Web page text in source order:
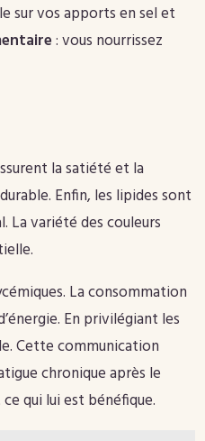
sur vos apports en sel et
: vous nourrissez
la satiété et la
Enfin, les lipides sont
La variété des couleurs
La consommation
En privilégiant les
Cette communication
chronique après le
qui lui est bénéfique.